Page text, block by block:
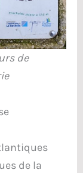
de
de la